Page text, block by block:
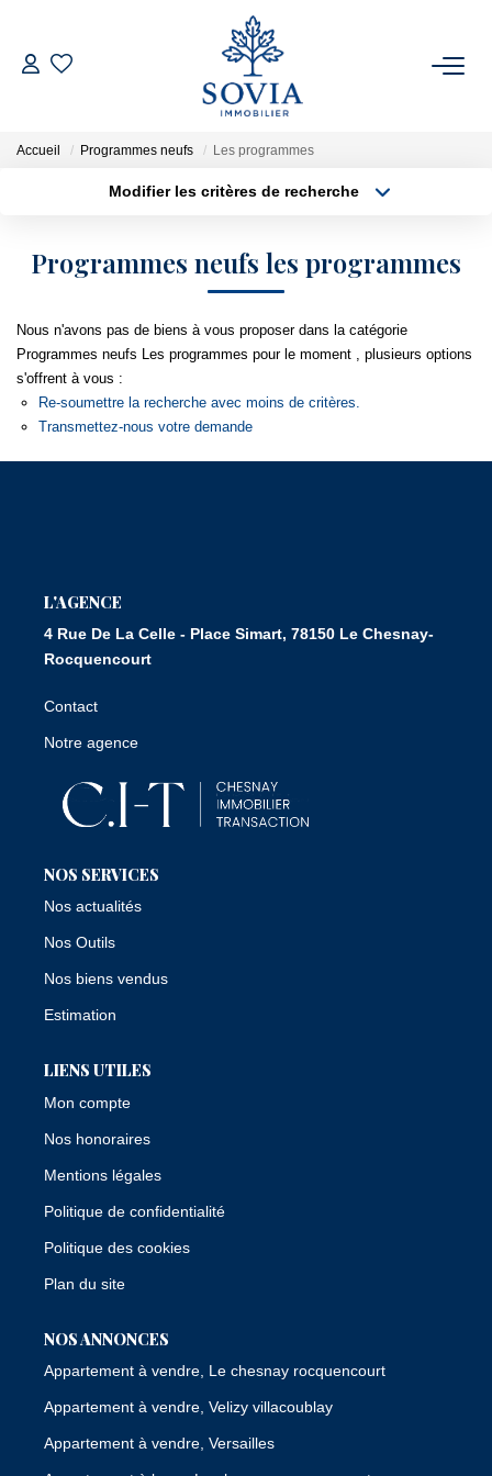
ACHETER
Qui Sommes Nous
Notre Équipe
Accueil Programmes neufs Les programmes
Modifier les critères de recherche
Appartement
Type de bien
Surface min
Budget max Plus de critères
Programmes neufs les programmes
Nous n'avons pas de biens à vous proposer dans la catégorie
Programmes neufs Les programmes pour le moment , plusieurs options
s'offrent à vous :
Re-soumettre la recherche avec moins de critères.
Transmettez-nous votre demande
L'AGENCE
4 Rue De La Celle - Place Simart, 78150 Le Chesnay-
Rocquencourt
Contact
Notre agence
NOS SERVICES
Nos actualités
Nos Outils
Nos biens vendus
Estimation
LIENS UTILES
Mon compte
Nos honoraires
Mentions légales
Politique de confidentialité
Politique des cookies
Plan du site
NOS ANNONCES
Appartement à vendre, Le chesnay rocquencourt
Appartement à vendre, Velizy villacoublay
Appartement à vendre, Versailles